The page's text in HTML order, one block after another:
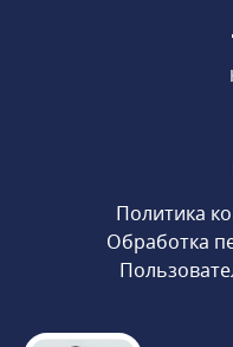
Политика
Обработка